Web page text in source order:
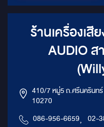
ร้านเครื่องเสี
AUDIO สาขาศรีนครินทร์
410/7 หมู่5 ถ.ศรีนครินทร์
10270
086-956-6659, 02-